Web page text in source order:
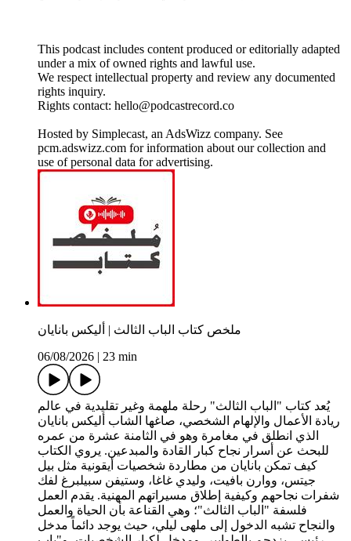
This podcast includes content produced or editorially adapted
under a mix of owned rights and lawful use.
We respect intellectual property and review any documented
rights inquiry.
Rights contact: hello@podcastrecord.co
Hosted by Simplecast, an AdsWizz company. See
pcm.adswizz.com for information about our collection and
use of personal data for advertising.
ملخص كتاب الباب الثالث | أليكس بانايان
06/08/2026 | 23 min
يُعد كتاب "الباب الثالث" رحلة ملهمة وغير تقليدية في عالم
ريادة الأعمال والإلهام الشخصي، صاغها الشاب أليكس بانايان
الذي انطلق في مغامرة وهو في الثامنة عشرة من عمره
للبحث عن أسرار نجاح كبار القادة والمبدعين. يروي الكتاب
كيف تمكن بانايان من مطاردة شخصيات أيقونية مثل بيل
جيتس، ووارن بافيت، وليدي غاغا، وستيفن سبيلبرغ لفك
شفرات نجاحهم وكيفية إطلاق مسيراتهم المهنية. يقدم العمل
فلسفة "الباب الثالث"؛ وهي القناعة بأن الحياة والعمل
والنجاح تشبه الدخول إلى ملهى ليلي، حيث يوجد دائماً مدخل